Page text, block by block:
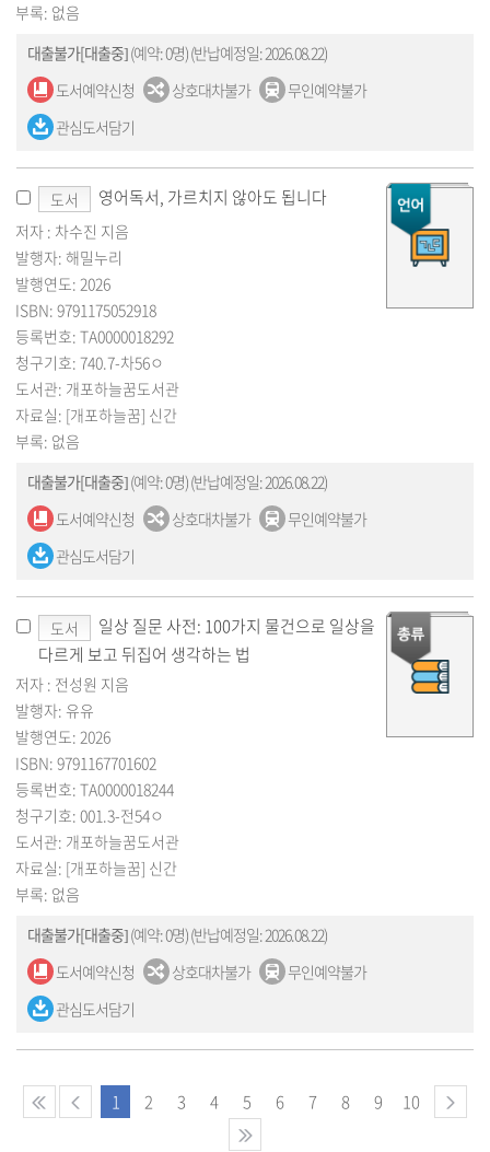
부록: 없음
대출불가[대출중](예약: 0명)(반납예정일: 2026.08.22)
도서예약신청
상호대차불가
무인예약불가
관심도서담기
도서 영어독서, 가르치지 않아도 됩니다
저자 : 차수진 지음
발행자: 해밀누리
발행연도: 2026
ISBN: 9791175052918
등록번호: TA0000018292
청구기호: 740.7-차56ㅇ
도서관: 개포하늘꿈도서관
자료실: [개포하늘꿈] 신간
부록: 없음
대출불가[대출중](예약: 0명)(반납예정일: 2026.08.22)
도서예약신청
상호대차불가
무인예약불가
관심도서담기
도서
일상 질문 사전: 100가지 물건으로 일상을
다르게 보고 뒤집어 생각하는 법
저자 : 전성원 지음
발행자: 유유
발행연도: 2026
ISBN: 9791167701602
등록번호: TA0000018244
청구기호: 001.3-전54ㅇ
도서관: 개포하늘꿈도서관
자료실: [개포하늘꿈] 신간
부록: 없음
대출불가[대출중](예약: 0명)(반납예정일: 2026.08.22)
도서예약신청
상호대차불가
무인예약불가
관심도서담기
1 2 3 4 5 6 7 8 9 10